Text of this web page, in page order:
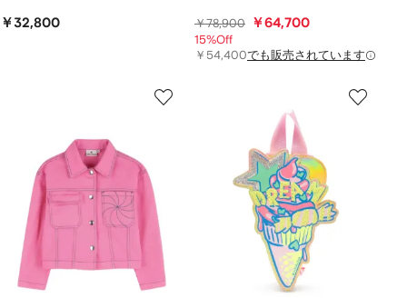
￥32,800 ￥78,900 ￥64,700
15%Off
￥54,400でも販売されています